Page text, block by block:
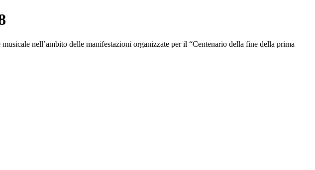
nell’ambito delle manifestazioni organizzate per il “Centenario della fine della prima